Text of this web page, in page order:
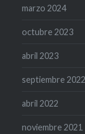
marzo 2024
octubre 2023
abril 2023
septiembre 2022
abril 2022
noviembre 2021